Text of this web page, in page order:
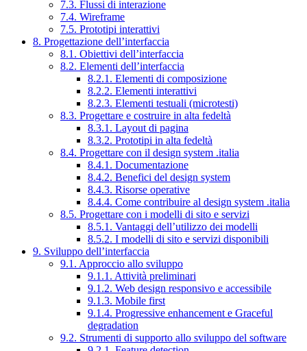
7.3. Flussi di interazione
7.4. Wireframe
7.5. Prototipi interattivi
8. Progettazione dell’interfaccia
8.1. Obiettivi dell’interfaccia
8.2. Elementi dell’interfaccia
8.2.1. Elementi di composizione
8.2.2. Elementi interattivi
8.2.3. Elementi testuali (microtesti)
8.3. Progettare e costruire in alta fedeltà
8.3.1. Layout di pagina
8.3.2. Prototipi in alta fedeltà
8.4. Progettare con il design system .italia
8.4.1. Documentazione
8.4.2. Benefici del design system
8.4.3. Risorse operative
8.4.4. Come contribuire al design system .italia
8.5. Progettare con i modelli di sito e servizi
8.5.1. Vantaggi dell’utilizzo dei modelli
8.5.2. I modelli di sito e servizi disponibili
9. Sviluppo dell’interfaccia
9.1. Approccio allo sviluppo
9.1.1. Attività preliminari
9.1.2. Web design responsivo e accessibile
9.1.3. Mobile first
9.1.4. Progressive enhancement e Graceful
degradation
9.2. Strumenti di supporto allo sviluppo del software